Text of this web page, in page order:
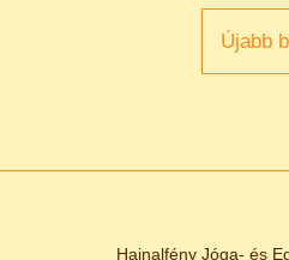
Újabb
Hajnalfény Jóga- és